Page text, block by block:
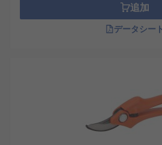
追加
データシート